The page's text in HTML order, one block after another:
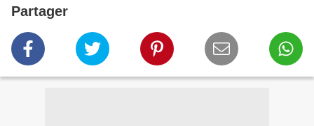
Partager